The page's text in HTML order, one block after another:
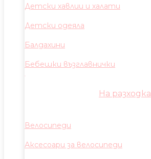
Детски хавлии и халати
Детски одеяла
Балдахини
Бебешки възглавнички
На разходка
Велосипеди
Аксесоари за велосипеди